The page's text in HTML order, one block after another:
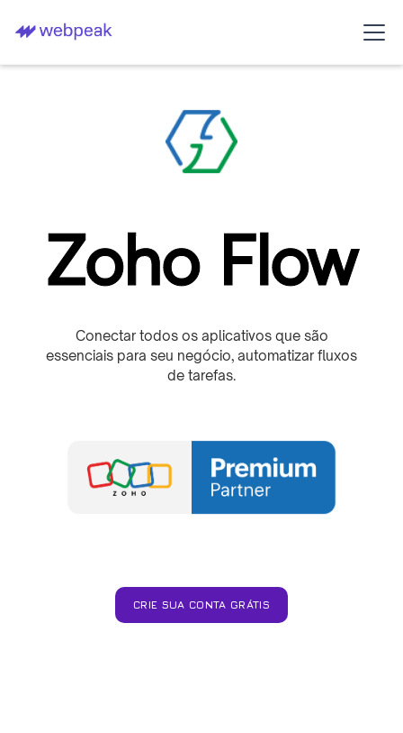
Zoho Flow
Conectar todos os aplicativos que são
essenciais para seu negócio, automatizar fluxos
de tarefas.
CRIE SUA CONTA GRÁTIS